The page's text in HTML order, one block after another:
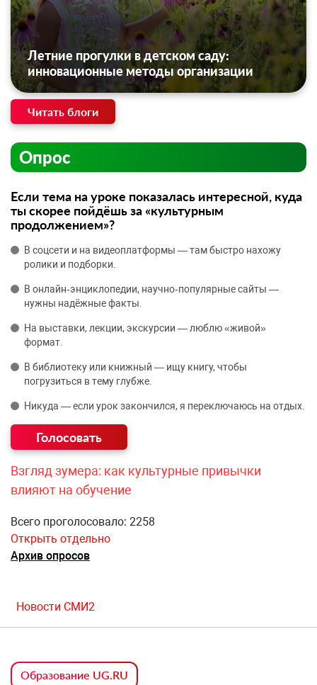
Летние прогулки в детском саду:
инновационные методы организации
Читать блоги
Опрос
Если тема на уроке показалась интересной, куда
ты скорее пойдёшь за «культурным
продолжением»?
В соцсети и на видеоплатформы — там быстро нахожу
ролики и подборки.
В онлайн‑энциклопедии, научно‑популярные сайты —
нужны надёжные факты.
На выставки, лекции, экскурсии — люблю «живой»
формат.
В библиотеку или книжный — ищу книгу, чтобы
погрузиться в тему глубже.
Никуда — если урок закончился, я переключаюсь на отдых.
Взгляд зумера: как культурные привычки
влияют на обучение
Всего проголосовало: 2258
Открыть отдельно
Архив опросов
Новости СМИ2
Образование UG.RU